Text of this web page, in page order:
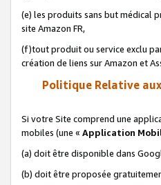
(e) les produits sans but médical
site Amazon FR,
(f)tout produit ou service exclu
création de liens sur Amazon et
Politique Relative
Si votre Site comprend une
mobiles (une « Application
(a) doit être disponible dans
(b) doit être proposée